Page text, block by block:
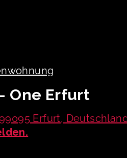
One Erfurt
Erfurt,